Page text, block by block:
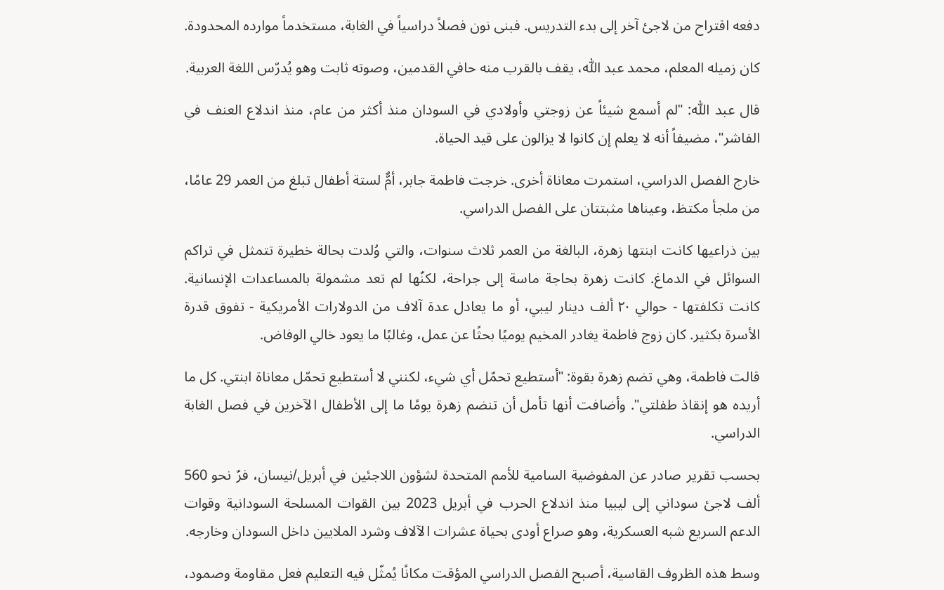
دفعه اقتراح من لاجئ آخر إلى بدء التدريس. فبنى نون فصلاً دراسياً في الغابة، مستخدماً موارده المحدودة.
كان زميله المعلم، محمد عبد الله، يقف بالقرب منه حافي القدمين، وصوته ثابت وهو يُدرّس اللغة العربية.
قال عبد الله: "لم أسمع شيئاً عن زوجتي وأولادي في السودان منذ أكثر من عام، منذ اندلاع العنف في
الفاشر"، مضيفاً أنه لا يعلم إن كانوا لا يزالون على قيد الحياة.
خارج الفصل الدراسي، استمرت معاناة أخرى. خرجت فاطمة جابر، أمٌّ لستة أطفال تبلغ من العمر 29 عامًا،
من ملجأ مكتظ، وعيناها مثبتتان على الفصل الدراسي.
بين ذراعيها كانت ابنتها زهرة، البالغة من العمر ثلاث سنوات، والتي وُلدت بحالة خطيرة تتمثل في تراكم
السوائل في الدماغ. كانت زهرة بحاجة ماسة إلى جراحة، لكنّها لم تعد مشمولة بالمساعدات الإنسانية.
كانت تكلفتها - حوالي ٢٠ ألف دينار ليبي، أو ما يعادل عدة آلاف من الدولارات الأمريكية - تفوق قدرة
الأسرة بكثير. كان زوج فاطمة يغادر المخيم يوميًا بحثًا عن عمل، وغالبًا ما يعود خالي الوفاض.
قالت فاطمة، وهي تضم زهرة بقوة: "أستطيع تحمّل أي شيء، لكنني لا أستطيع تحمّل معاناة ابنتي. كل ما
أريده هو إنقاذ طفلتي". وأضافت أنها تأمل أن تنضم زهرة يومًا ما إلى الأطفال الآخرين في فصل الغابة
الدراسي.
بحسب تقرير صادر عن المفوضية السامية للأمم المتحدة لشؤون اللاجئين في أبريل/نيسان، فرّ نحو 560
ألف لاجئ سوداني إلى ليبيا منذ اندلاع الحرب في أبريل 2023 بين القوات المسلحة السودانية وقوات
الدعم السريع شبه العسكرية، وهو صراع أودى بحياة عشرات الآلاف وشرد الملايين داخل السودان وخارجه.
وسط هذه الظروف القاسية، أصبح الفصل الدراسي المؤقت مكانًا يُمثّل فيه التعليم فعل مقاومة وصمود،